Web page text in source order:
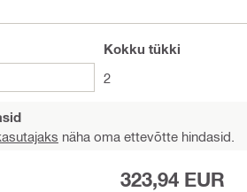
Kokku tükki
2
näha oma ettevõtte hindasid.
323,94 EUR